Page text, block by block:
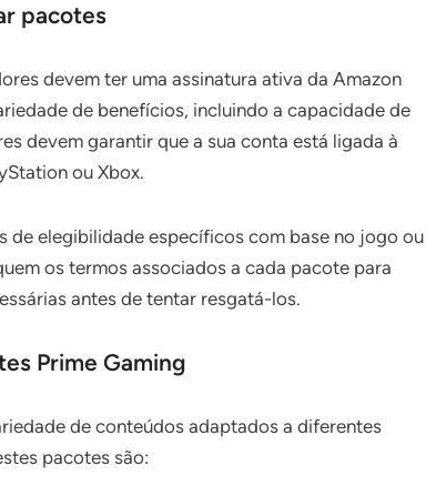
pacotes
devem ter uma assinatura ativa da Amazon
de benefícios, incluindo a capacidade de
devem garantir que a sua conta está ligada à
ou Xbox.
de elegibilidade específicos com base no jogo ou
os termos associados a cada pacote para
antes de tentar resgatá-los.
Prime Gaming
de conteúdos adaptados a diferentes
pacotes são: